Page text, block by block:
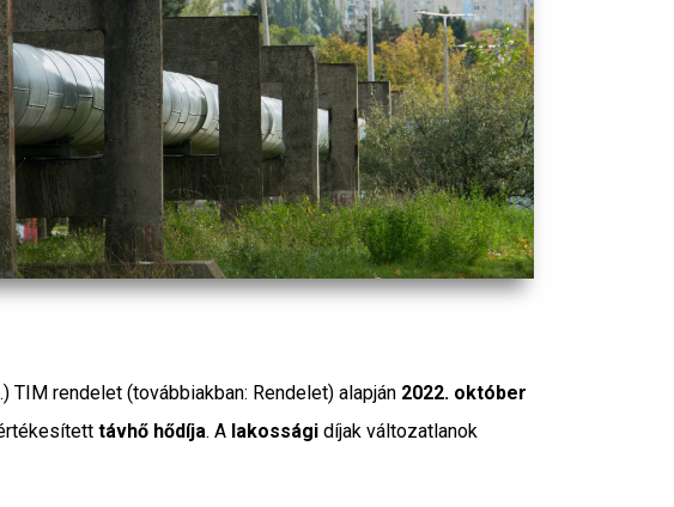
rendelet (továbbiakban: Rendelet) alapján 2022. október
távhő hődíja. A lakossági díjak változatlanok